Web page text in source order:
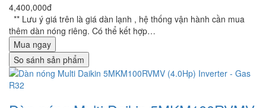
4,400,000đ
** Lưu ý giá trên là giá dàn lạnh , hệ thống vận hành cần mua
thêm dàn nóng riêng. Có thể kết hợp…
Mua ngay
So sánh sản phẩm